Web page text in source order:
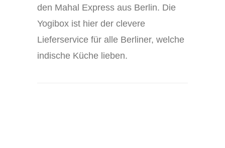
den Mahal Express aus Berlin. Die
Yogibox ist hier der clevere
Lieferservice für alle Berliner, welche
indische Küche lieben.